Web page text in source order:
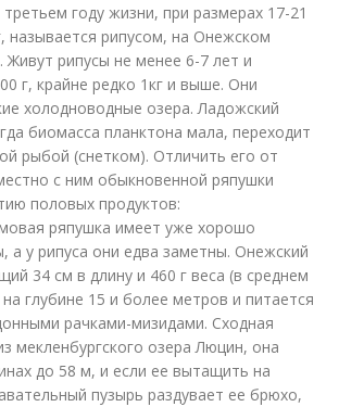
году жизни, при размерах 17-21
называется рипусом, на Онежском
Живут рипусы не менее 6-7 лет и
г, крайне редко 1кг и выше. Они
холодноводные озера. Ладожский
биомасса планктона мала, переходит
рыбой (снетком). Отличить его от
с ним обыкновенной ряпушки
половых продуктов:
ряпушка имеет уже хорошо
а у рипуса они едва заметны. Онежский
34 см в длину и 460 г веса (в среднем
глубине 15 и более метров и питается
рачками-мизидами. Сходная
мекленбургского озера Люцин, она
до 58 м, и если ее вытащить на
пузырь раздувает ее брюхо,